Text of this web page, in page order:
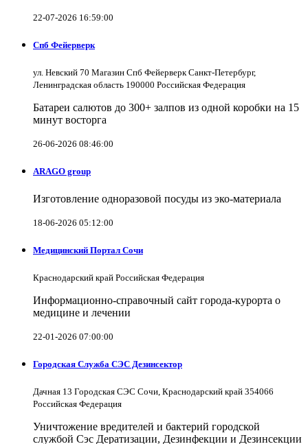
22-07-2026 16:59:00
Спб Фейерверк
ул. Невский 70 Магазин Спб Фейерверк Санкт-Петербург,
Ленинградская область 190000 Российская Федерация
Батареи салютов до 300+ залпов из одной коробки на 15
минут восторга
26-06-2026 08:46:00
ARAGO group
Изготовление одноразовой посуды из эко-материала
18-06-2026 05:12:00
Медицинский Портал Сочи
Краснодарский край Российская Федерация
Информационно-справочный сайт города-курорта о
медицине и лечении
22-01-2026 07:00:00
Городская Служба СЭС Дезинсектор
Дачная 13 Городская СЭС Сочи, Краснодарский край 354066
Российская Федерация
Уничтожение вредителей и бактерий городской
службой Сэс Дератизации, Дезинфекции и Дезинсекции